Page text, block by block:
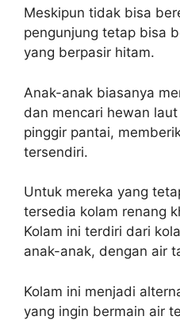
Meskipun tidak bisa
pengunjung tetap bisa
yang berpasir hitam.
Anak-anak biasanya
dan mencari hewan
pinggir pantai,
tersendiri.
Untuk mereka yang
tersedia kolam renang
Kolam ini terdiri dari
anak-anak, dengan air
Kolam ini menjadi
yang ingin bermain air